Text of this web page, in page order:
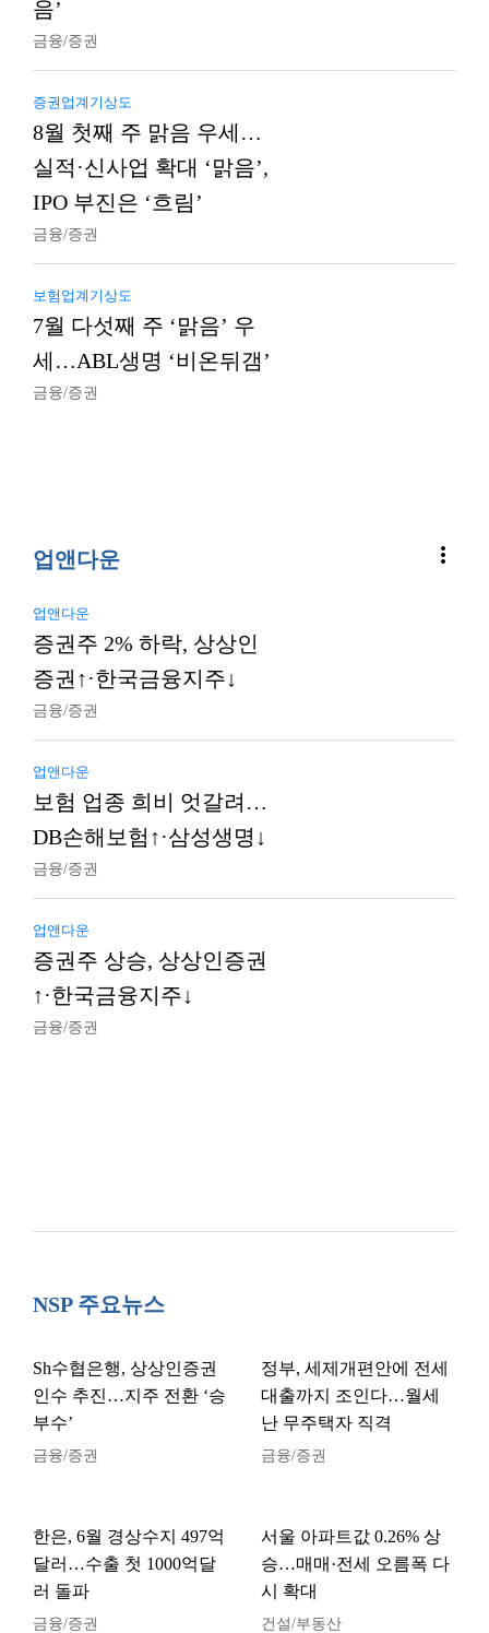
음’
금융/증권
증권업계기상도
8월 첫째 주 맑음 우세…
실적·신사업 확대 ‘맑음’,
IPO 부진은 ‘흐림’
금융/증권
보험업계기상도
7월 다섯째 주 ‘맑음’ 우
세…ABL생명 ‘비온뒤갬’
금융/증권
업앤다운 more_vert
업앤다운
증권주 2% 하락, 상상인
증권↑·한국금융지주↓
금융/증권
업앤다운
보험 업종 희비 엇갈려…
DB손해보험↑·삼성생명↓
금융/증권
업앤다운
증권주 상승, 상상인증권
↑·한국금융지주↓
금융/증권
NSP 주요뉴스
Sh수협은행, 상상인증권
인수 추진…지주 전환 ‘승
부수’
금융/증권
정부, 세제개편안에 전세
대출까지 조인다…월세
난 무주택자 직격
금융/증권
한은, 6월 경상수지 497억
달러…수출 첫 1000억달
러 돌파
금융/증권
서울 아파트값 0.26% 상
승…매매·전세 오름폭 다
시 확대
건설/부동산